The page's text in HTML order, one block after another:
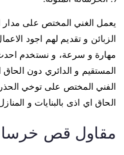
يعمل الغني المختص على مدار
الزبائن و تقديم لهم اجود
مهارة و سرعة، و نستخدم
المستقيم و الدائري دون الحاق
الفني المختص على توخي
الحاق اي اذى بالبنايات و
مقاول قص